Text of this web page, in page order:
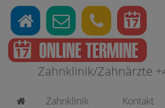
Zahnklinik/Zahnärzte
Zahnklinik Kontakt